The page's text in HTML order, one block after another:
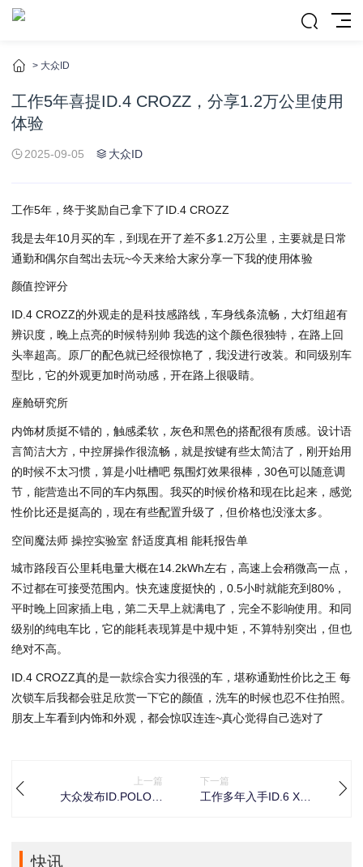
> 大众ID
工作5年喜提ID.4 CROZZ，分享1.2万公里使用
体验
2025-09-05 大众ID
工作5年，终于奖励自己拿下了ID.4 CROZZ
我是去年10月买的车，到现在开了差不多1.2万公里，主要就是日常
通勤和偶尔自驾出去玩~今天来给大家分享一下我的使用体验
颜值控评分
ID.4 CROZZ的外观走的是科技感路线，车身线条流畅，大灯组超有
辨识度，晚上点亮的时候特别帅 我选的这个颜色很独特，在路上回
头率超高。原厂的配色就已经很惊艳了，我没进行改装。和同级别车
型比，它的外观更加时尚动感，开在路上很吸睛。
座舱研究所
内饰材质挺不错的，触感柔软，灰色和黑色的搭配很有质感。设计语
言简洁大方，中控屏操作很流畅，就是按键有些太简洁了，刚开始用
的时候不太习惯，算是小吐槽吧 氛围灯效果很棒，30色可以随意调
节，能营造出不同的车内氛围。我买的时候价格和现在比起来，感觉
性价比还是挺高的，现在有些配置升级了，但价格也没涨太多。
空间魔法师 操控实验室 舒适度真相️ 能耗报告单
城市路段百公里耗电量大概在14.2kWh左右，高速上会稍微高一点，
不过都在可接受范围内。快充速度挺快的，0.5小时就能充到80%，
平时晚上回家插上电，第二天早上就满电了，完全不影响使用。和同
级别的纯电车比，它的能耗表现算是中规中矩，不算特别突出，但也
绝对不高。
ID.4 CROZZ真的是一款综合实力很强的车，堪称通勤性价比之王 每
次锁车后我都会驻足欣赏一下它的颜值，洗车的时候也忍不住拍照。
朋友上车看到内饰和外观，都会惊叹连连~真心觉得自己选对了
上一篇
大众发布ID.POLO和
下一篇
工作多年入手ID.6 X
快讯